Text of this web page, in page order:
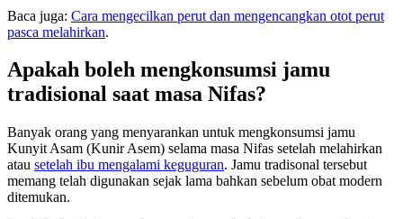
Baca juga: Cara mengecilkan perut dan mengencangkan otot perut
pasca melahirkan.
Apakah boleh mengkonsumsi jamu
tradisional saat masa Nifas?
Banyak orang yang menyarankan untuk mengkonsumsi jamu
Kunyit Asam (Kunir Asem) selama masa Nifas setelah melahirkan
atau setelah ibu mengalami keguguran. Jamu tradisonal tersebut
memang telah digunakan sejak lama bahkan sebelum obat modern
ditemukan.